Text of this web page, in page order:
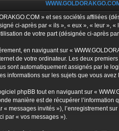
» et ses sociétés affiliées
ci-après par « ils », « eux », « leur »,
de votre part (désignée ci-après
en naviguant sur «
de votre ordinateur. Les deux
sont automatiquement assignés par le
informations sur les sujets que vous
phpBB tout en naviguant sur «
manière est de récupérer
messages invités »), l’enregistrement
par « vos messages »).